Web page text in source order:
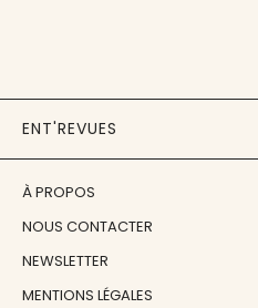
ENT'REVUES
À PROPOS
NOUS CONTACTER
NEWSLETTER
MENTIONS LÉGALES